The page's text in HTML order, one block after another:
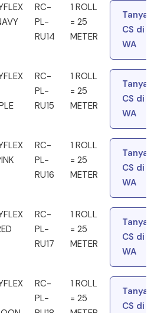
RC-
PL-
RU14
1 ROLL
= 25
METER
Tanya
CS di
WA
RC-
PL-
RU15
1 ROLL
= 25
METER
Tanya
CS di
WA
RC-
PL-
RU16
1 ROLL
= 25
METER
Tanya
CS di
WA
RC-
PL-
RU17
1 ROLL
= 25
METER
Tanya
CS di
WA
RC-
PL-
1 ROLL
= 25
Tanya
CS di